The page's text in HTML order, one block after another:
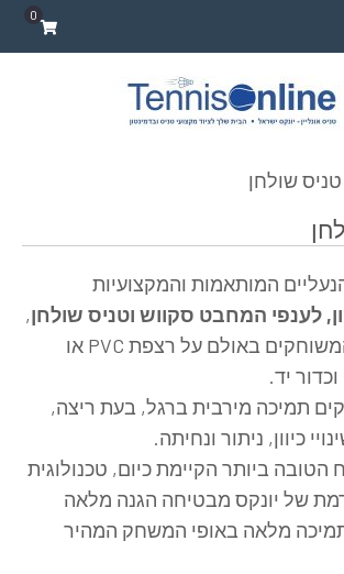
0
טניס שולחן
המותאמות והמקצועיות
לענפי המחבט סקווש וטניס שולחן,
ולענפי ספורט המשוחקים באולם על רצפת PVC או
יד.
תמיכה מירבית ברגל, בעת ריצה,
כיוון, ניתור ונחיתה.
ביותר הקיימת כיום, טכנולוגית
של יונקס מבטיחה הגנה מלאה
מלאה באופי המשחק המהיר